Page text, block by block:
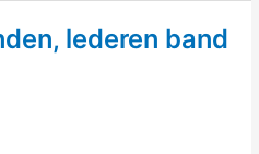
lederen band